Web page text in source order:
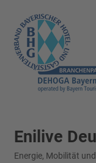
Enilive
Energie, Mobilität